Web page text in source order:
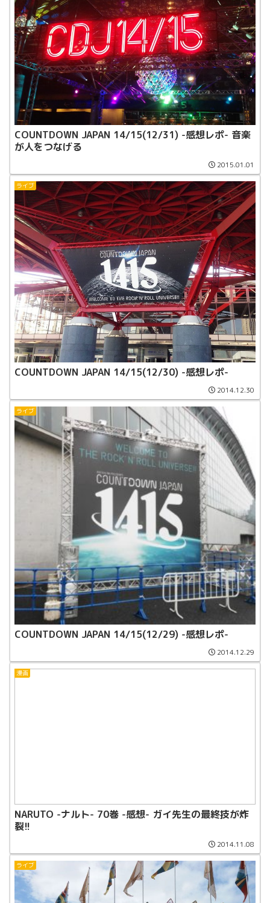
COUNTDOWN JAPAN 14/15(12/31) -感想レポ- 音楽
が人をつなげる
2015.01.01
ライブ
COUNTDOWN JAPAN 14/15(12/30) -感想レポ-
2014.12.30
ライブ
COUNTDOWN JAPAN 14/15(12/29) -感想レポ-
2014.12.29
漫画
NARUTO -ナルト- 70巻 -感想- ガイ先生の最終技が炸
裂!!
2014.11.08
ライブ